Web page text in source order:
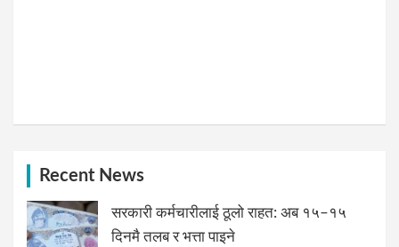
Recent News
सरकारी कर्मचारीलाई ठूलो राहत: अब १५–१५
दिनमै तलब र भत्ता पाइने